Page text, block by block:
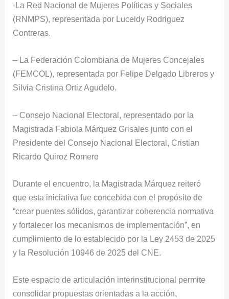
-La Red Nacional de Mujeres Políticas y Sociales
(RNMPS), representada por Luceidy Rodriguez
Contreras.
– La Federación Colombiana de Mujeres Concejales
(FEMCOL), representada por Felipe Delgado Libreros y
Silvia Cristina Ortiz Agudelo.
– Consejo Nacional Electoral, representado por la
Magistrada Fabiola Márquez Grisales junto con el
Presidente del Consejo Nacional Electoral, Cristian
Ricardo Quiroz Romero
Durante el encuentro, la Magistrada Márquez reiteró
que esta iniciativa fue concebida con el propósito de
“crear puentes sólidos, garantizar coherencia normativa
y fortalecer los mecanismos de implementación”, en
cumplimiento de lo establecido por la Ley 2453 de 2025
y la Resolución 10946 de 2025 del CNE.
Este espacio de articulación interinstitucional permite
consolidar propuestas orientadas a la acción,